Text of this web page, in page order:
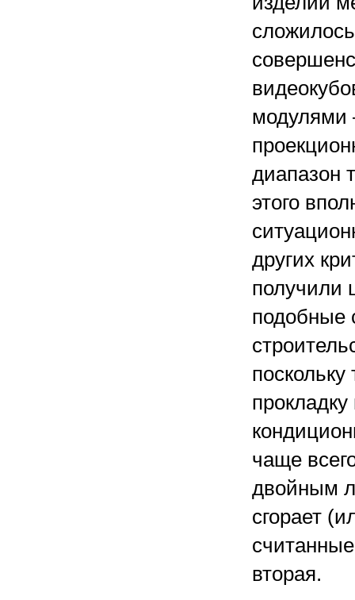
модулями
диапазон
этого
других
получили
подобные
чаще
двойным
сгорает
вторая.